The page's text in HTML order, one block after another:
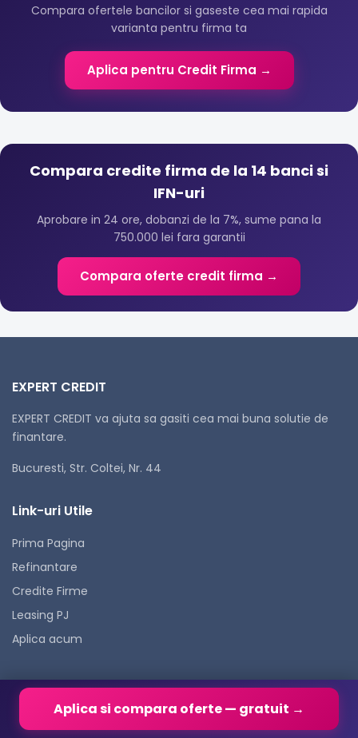
Compara ofertele bancilor si gaseste cea mai rapida
varianta pentru firma ta
Aplica pentru Credit Firma →
Compara credite firma de la 14 banci si
IFN-uri
Aprobare in 24 ore, dobanzi de la 7%, sume pana la
750.000 lei fara garantii
Compara oferte credit firma →
EXPERT CREDIT
EXPERT CREDIT va ajuta sa gasiti cea mai buna solutie de
finantare.
Bucuresti, Str. Coltei, Nr. 44
Link-uri Utile
Prima Pagina
Refinantare
Credite Firme
Leasing PJ
Aplica acum
Credite
Nevoi Personale
Aplica si compara oferte — gratuit →